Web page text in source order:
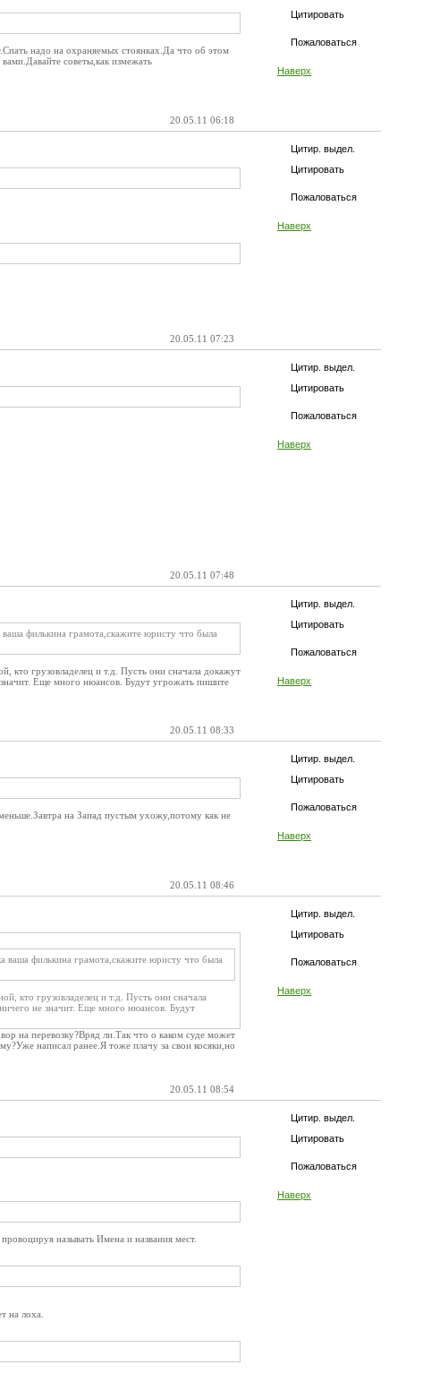
Цитировать
Пожаловаться
Наверх
надо на охраняемых стоянках.Да что об этом
советы,как измежать
20.05.11 06:18
Цитир. выдел.
Цитировать
Пожаловаться
Наверх
20.05.11 07:23
Цитир. выдел.
Цитировать
Пожаловаться
Наверх
20.05.11 07:48
Цитир. выдел.
Цитировать
Пожаловаться
Наверх
филькина грамота,скажите юристу что была
кто грузовладелец и т.д. Пусть они сначала докажут
Еще много нюансов. Будут угрожать пишите
20.05.11 08:33
Цитир. выдел.
Цитировать
Пожаловаться
Наверх
на Запад пустым ухожу,потому как не
20.05.11 08:46
Цитир. выдел.
Цитировать
Пожаловаться
Наверх
ваша филькина грамота,скажите юристу что была
кто грузовладелец и т.д. Пусть они сначала
не значит. Еще много нюансов. Будут
на перевозку?Вряд ли.Так что о каком суде может
написал ранее.Я тоже плачу за свои косяки,но
20.05.11 08:54
Цитир. выдел.
Цитировать
Пожаловаться
Наверх
называть Имена и названия мест.
на лоха.